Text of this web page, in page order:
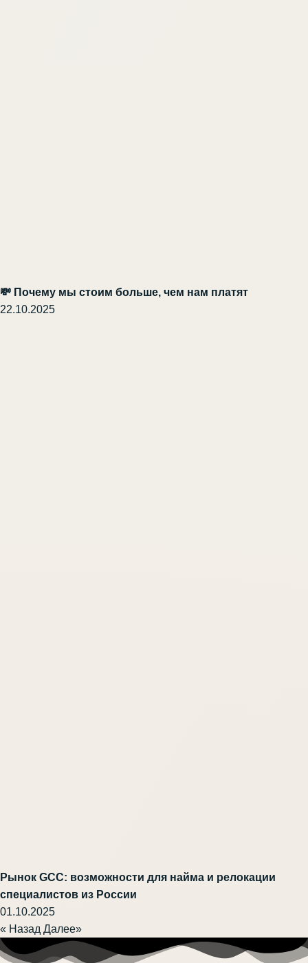
💸 Почему мы стоим больше, чем нам платят
22.10.2025
Рынок GCC: возможности для найма и релокации
специалистов из России
01.10.2025
« Назад Далее»